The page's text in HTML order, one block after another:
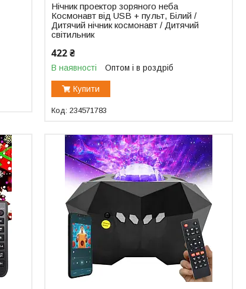
Нічник проектор зоряного неба
Космонавт від USB + пульт, Білий /
Дитячий нічник космонавт / Дитячий
світильник
422 ₴
В наявності Оптом і в роздріб
Купити
234571783